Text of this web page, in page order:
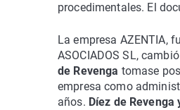
procedimentales. El
La empresa AZENTIA,
ASOCIADOS SL,
de Revenga tomase
empresa como
años. Díez de Revenga